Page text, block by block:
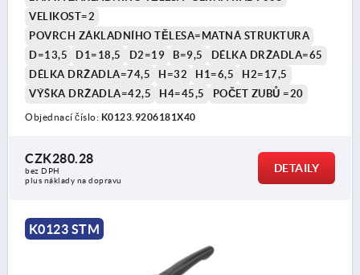
VELIKOST=2
POVRCH ZÁKLADNÍHO TĚLESA=MATNÁ STRUKTURA
D=13,5
D1=18,5 D2=19 B=9,5
DÉLKA DRŽADLA=65
DÉLKA DRŽADLA=74,5
H=32 H1=6,5
H2=17,5
VÝŠKA DRŽADLA=42,5
H4=45,5 POČET ZUBŮ =20
Objednací číslo: K0123.9206181X40
CZK280.28
bez DPH
plus náklady na dopravu
DETAILY
K0123 STM